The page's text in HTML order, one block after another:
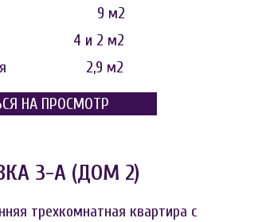
для увеличения.
9 м2
4 и 2 м2
2,9 м2
НА ПРОСМОТР
3-А (ДОМ 2)
трехкомнатная квартира с